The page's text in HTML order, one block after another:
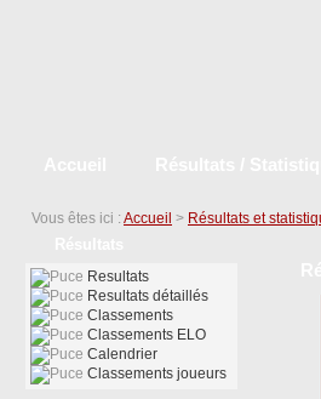
Vous êtes ici : Accueil > Résultats et
Resultats
Resultats détaillés
Classements
Classements ELO
Calendrier
Classements joueurs